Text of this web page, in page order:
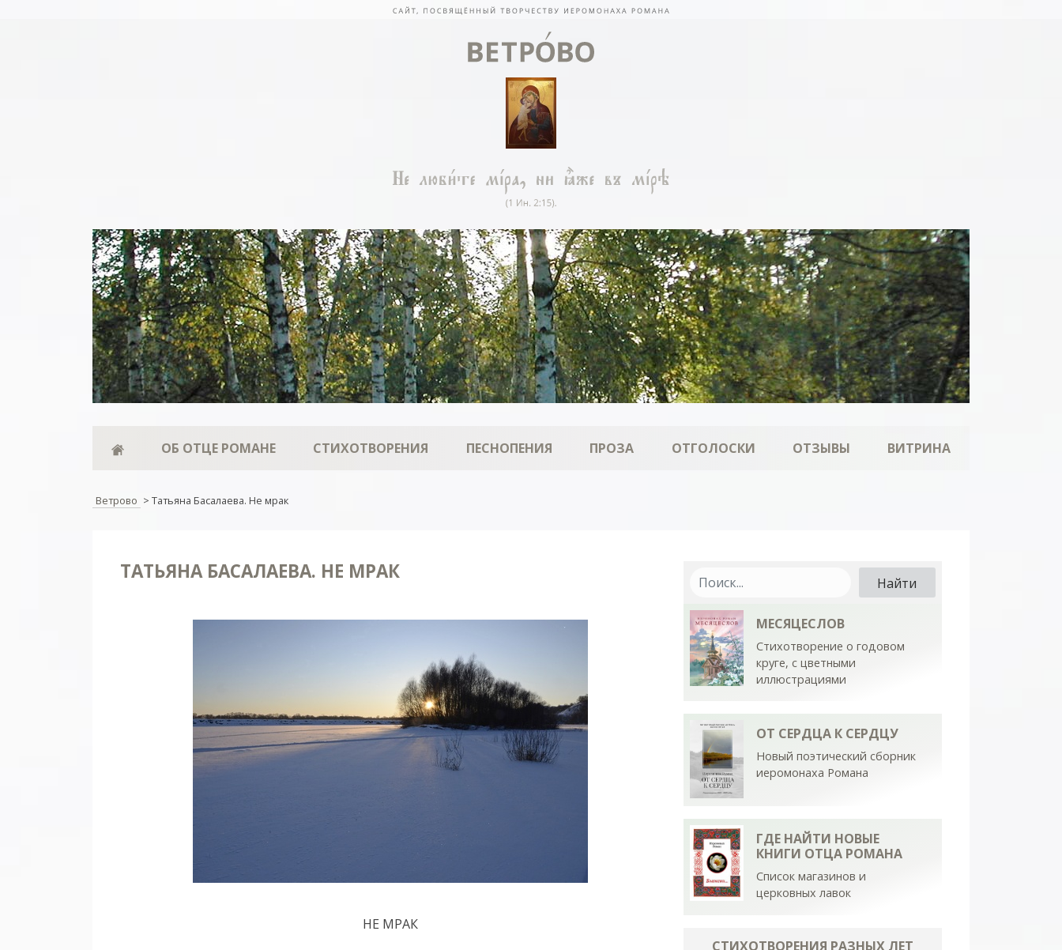
ОБ ОТЦЕ РОМАНЕ СТИХОТВОРЕНИЯ ПЕСНОПЕНИЯ ПРОЗА ОТГОЛОСКИ ОТЗЫВЫ ВИТРИНА
Ветрово > Татьяна Басалаева. Не мрак
ТАТЬЯНА БАСАЛАЕВА. НЕ МРАК
НЕ МРАК
МЕСЯЦЕСЛОВ
Стихотворение о годовом
круге, с цветными
иллюстрациями
ОТ СЕРДЦА К СЕРДЦУ
Новый поэтический сборник
иеромонаха Романа
ГДЕ НАЙТИ НОВЫЕ
КНИГИ ОТЦА РОМАНА
Список магазинов и
церковных лавок
СТИХОТВОРЕНИЯ РАЗНЫХ ЛЕТ